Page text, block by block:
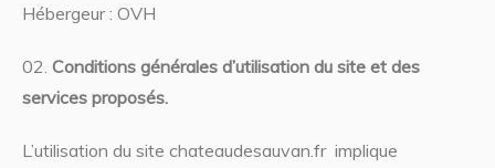
Hébergeur : OVH
Conditions générales d’utilisation du site et des
services proposés.
L’utilisation du site chateaudesauvan.fr implique